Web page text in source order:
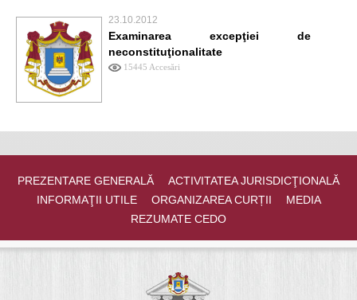
23.10.2012
Examinarea excepţiei de
neconstituţionalitate
15445 Accesări
PREZENTARE GENERALĂ
ACTIVITATEA JURISDICŢIONALĂ
INFORMAŢII UTILE
ORGANIZAREA CURȚII
MEDIA
REZUMATE CEDO